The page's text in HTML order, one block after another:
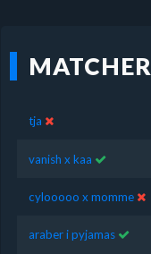
MATCHER
tja
vanish x kaa
cylooooo x momme
araber i pyjamas